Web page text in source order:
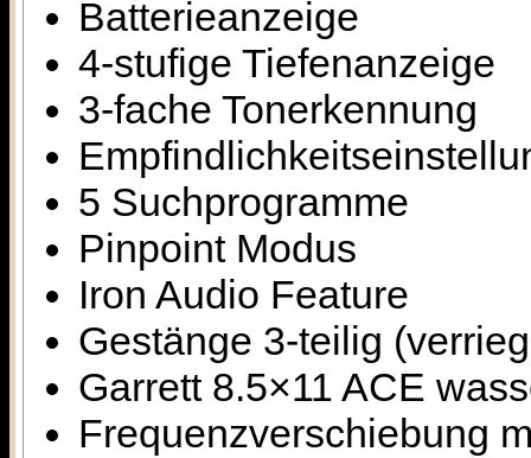
Batterieanzeige
4-stufige Tiefenanzeige
3-fache Tonerkennung
5 Suchprogramme
Pinpoint Modus
Iron Audio Feature
Gestänge 3-teilig
Garrett 8.5×11 ACE
Frequenzverschiebung